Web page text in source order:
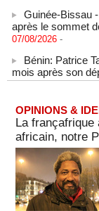
après le sommet
07/08/2026 -
mois après son
07/08/2026 -
rupture
07/08/2026 -
Journaliste
demande une
07/08/2026 -
Côte d'Ivoire :
détenus
OPINIONS &
La françafrique
africain, notre